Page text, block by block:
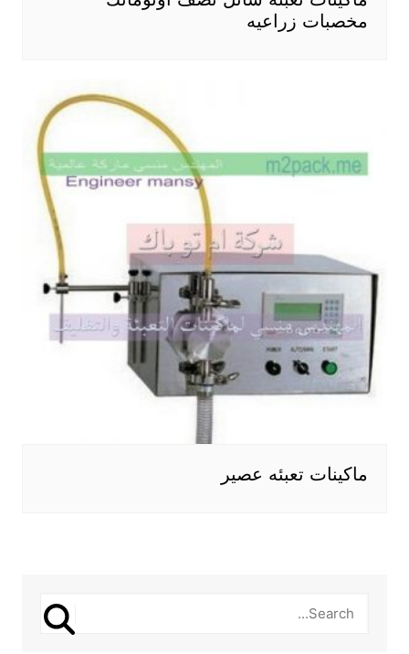
مخصبات زراعيه
ماكينات تعبئه عصير